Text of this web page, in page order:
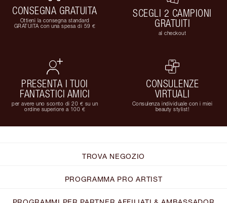
CONSEGNA GRATUITA
Ottieni la consegna standard
GRATUITA con una spesa di 59 €
SCEGLI 2 CAMPIONI
GRATUITI
al checkout
PRESENTA I TUOI
FANTASTICI AMICI
per avere uno sconto di 20 € su un
ordine superiore a 100 €
CONSULENZE
VIRTUALI
Consulenza individuale con i miei
beauty stylist!
TROVA NEGOZIO
PROGRAMMA PRO ARTIST